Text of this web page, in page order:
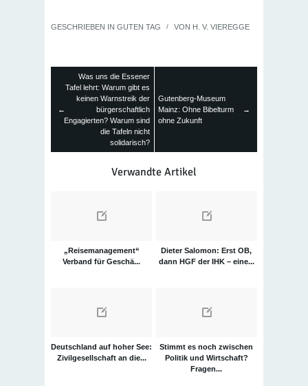
GESCHRIEBEN IN GUTEN TAG / VON H. V. VIEREGGE
←
Was uns die Essener
Tafel lehrt: Warum gibt es
keinen Warnstreik der
bürgerschaftlich
Engagierten? Warum sind
die Tafeln nicht
solidarisch?
Gutenberg-Museum
Mainz: Ohne Bibelturm
ohne Zukunft
→
Verwandte Artikel
„Reisemanagement“
Verband für Geschä...
Dieter Salomon: Erst OB,
dann HGF der IHK – eine...
Deutschland auf hoher See:
Zivilgesellschaft an die...
Stimmt es noch zwischen
Politik und Wirtschaft?
Fragen...